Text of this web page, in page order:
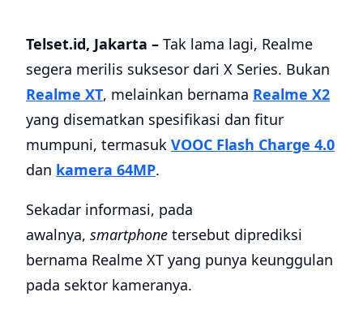
Telset.id, Jakarta – Tak lama lagi, Realme
segera merilis suksesor dari X Series. Bukan
Realme XT, melainkan bernama Realme X2
yang disematkan spesifikasi dan fitur
mumpuni, termasuk VOOC Flash Charge 4.0
dan kamera 64MP.
Sekadar informasi, pada
awalnya, smartphone tersebut diprediksi
bernama Realme XT yang punya keunggulan
pada sektor kameranya.